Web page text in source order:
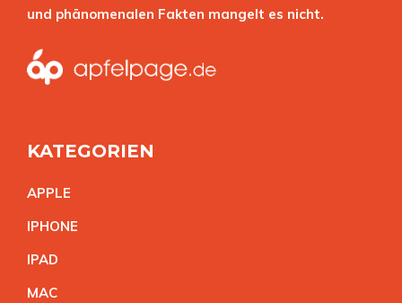
und phänomenalen Fakten mangelt es nicht.
KATEGORIEN
APPLE
IPHONE
IPAD
MAC